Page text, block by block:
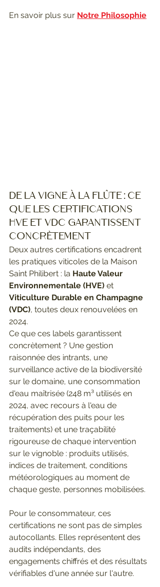
En savoir plus sur Notre Philosophie
De la vigne à la flûte : ce
que les certifications
HVE et VDC garantissent
concrètement
Deux autres certifications encadrent
les pratiques viticoles de la Maison
Saint Philibert : la Haute Valeur
Environnementale (HVE) et
Viticulture Durable en Champagne
(VDC), toutes deux renouvelées en
2024.
Ce que ces labels garantissent
concrètement ? Une gestion
raisonnée des intrants, une
surveillance active de la biodiversité
sur le domaine, une consommation
d'eau maîtrisée (248 m³ utilisés en
2024, avec recours à l'eau de
récupération des puits pour les
traitements) et une traçabilité
rigoureuse de chaque intervention
sur le vignoble : produits utilisés,
indices de traitement, conditions
météorologiques au moment de
chaque geste, personnes mobilisées.
Pour le consommateur, ces
certifications ne sont pas de simples
autocollants. Elles représentent des
audits indépendants, des
engagements chiffrés et des résultats
vérifiables d'une année sur l'autre.